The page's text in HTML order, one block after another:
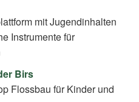
mit Jugendinhalten
Instrumente für
Birs
Flossbau für Kinder und